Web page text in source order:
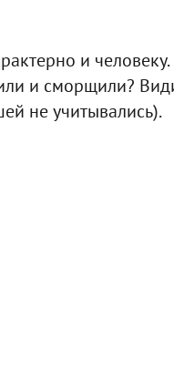
и
и сморщили?
не учитывались).